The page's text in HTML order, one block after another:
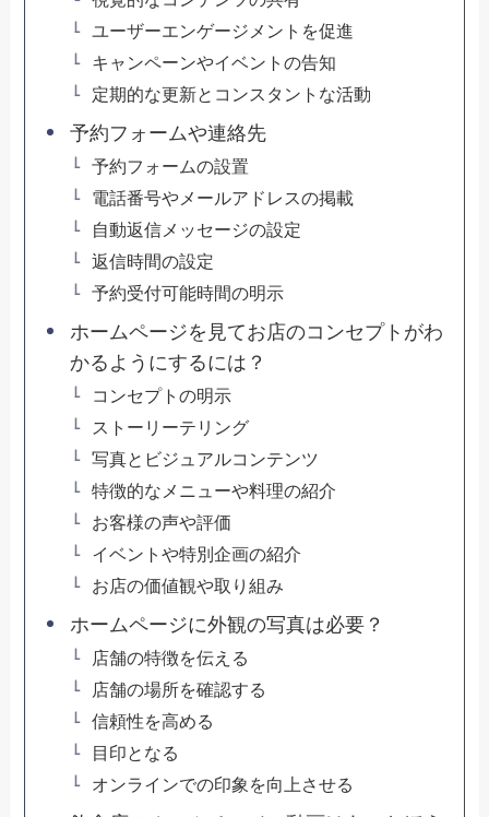
ユーザーエンゲージメントを促進
キャンペーンやイベントの告知
定期的な更新とコンスタントな活動
予約フォームや連絡先
予約フォームの設置
電話番号やメールアドレスの掲載
自動返信メッセージの設定
返信時間の設定
予約受付可能時間の明示
ホームページを見てお店のコンセプトがわ
かるようにするには？
コンセプトの明示
ストーリーテリング
写真とビジュアルコンテンツ
特徴的なメニューや料理の紹介
お客様の声や評価
イベントや特別企画の紹介
お店の価値観や取り組み
ホームページに外観の写真は必要？
店舗の特徴を伝える
店舗の場所を確認する
信頼性を高める
目印となる
オンラインでの印象を向上させる